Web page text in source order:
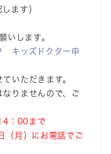
ます）
します。
キッズドクター申
いただきます。
りませんので、ご
：00まで
（月）にお電話でご